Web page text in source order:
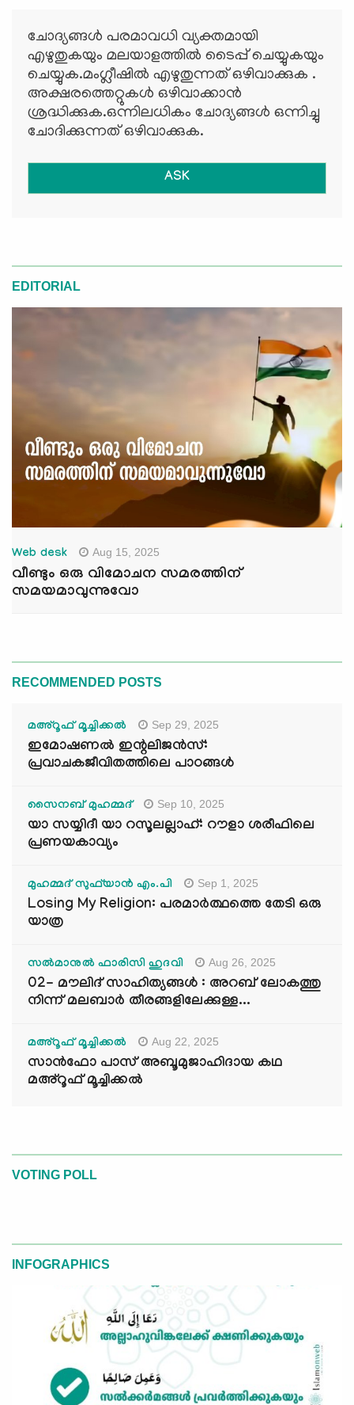
ചോദ്യങ്ങള്‍ പരമാവധി വ്യക്തമായി
എഴുതുകയും മലയാളത്തില്‍ ടൈപ്പ് ചെയ്യുകയും
ചെയ്യുക.മംഗ്ലീഷില്‍ എഴുതുന്നത് ഒഴിവാക്കുക .
അക്ഷരത്തെറ്റുകള്‍ ഒഴിവാക്കാന്‍
ശ്രദ്ധിക്കുക.ഒന്നിലധികം ചോദ്യങ്ങള്‍ ഒന്നിച്ചു
ചോദിക്കുന്നത് ഒഴിവാക്കുക.
ASK
EDITORIAL
Web desk Aug 15, 2025
വീണ്ടും ഒരു വിമോചന സമരത്തിന്
സമയമാവുന്നുവോ
RECOMMENDED POSTS
മഅ്റൂഫ് മൂച്ചിക്കല്‍ Sep 29, 2025
ഇമോഷണൽ ഇന്റലിജൻസ്:
പ്രവാചകജീവിതത്തിലെ പാഠങ്ങൾ
സൈനബ് മുഹമ്മദ് Sep 10, 2025
യാ സയ്യിദീ യാ റസൂലല്ലാഹ്: റൗളാ ശരീഫിലെ
പ്രണയകാവ്യം
മുഹമ്മദ് സുഫ്‌യാൻ എം.പി Sep 1, 2025
Losing My Religion: പരമാർത്ഥത്തെ തേടി ഒരു
യാത്ര
സൽമാനുൽ ഫാരിസി ഹുദവി Aug 26, 2025
02- മൗലിദ് സാഹിത്യങ്ങൾ : അറബ് ലോകത്തു
നിന്ന് മലബാർ തീരങ്ങളിലേക്കുള്ള...
മഅ്റൂഫ് മൂച്ചിക്കല്‍ Aug 22, 2025
സാൻഫോ പാസ് അബൂമുജാഹിദായ കഥ
മഅ്റൂഫ് മൂച്ചിക്കല്‍
VOTING POLL
INFOGRAPHICS